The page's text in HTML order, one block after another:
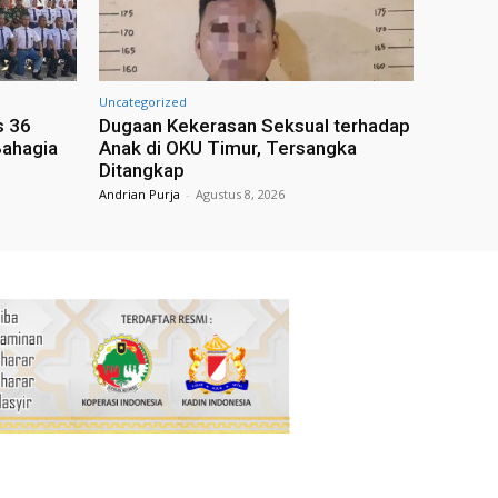
36
Uncategorized
Dugaan Kekerasan Seksual terhadap
Anak di OKU Timur, Tersangka
Ditangkap
Andrian Purja - Agustus 8, 2026